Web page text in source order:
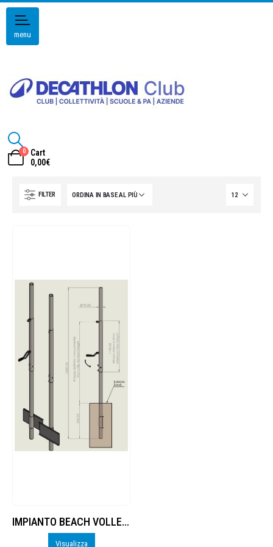
menu
0
Cart
0,00€
FILTER
IMPIANTO BEACH VOLLEY E BEACH TENNIS IN ACCIAIO INOX AISI 316
Visualizza